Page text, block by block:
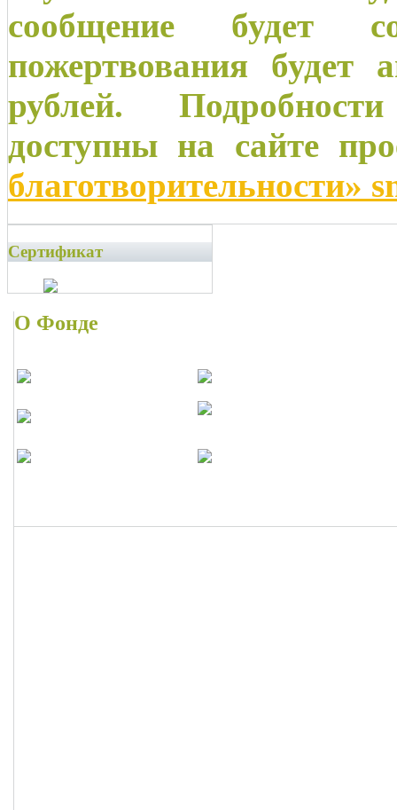
сообщение будет
пожертвования будет
рублей.
доступны на сайте
благотворительности»
Сертификат
О Фонде